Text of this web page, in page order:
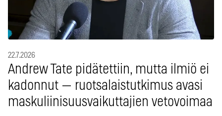
22.7.2026
Andrew Tate pidätettiin, mutta ilmiö ei
kadonnut — ruotsalaistutkimus avasi
maskuliinisuusvaikuttajien vetovoimaa